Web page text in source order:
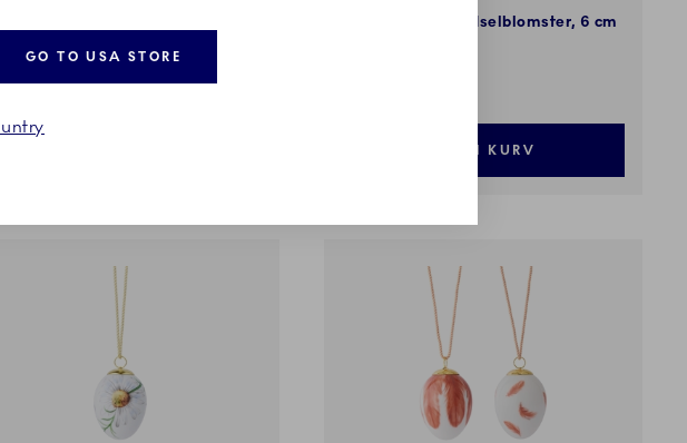
kr.
Æg 2026, små tidselblomster, 6 cm
LÆG I KURV
GO TO USA STORE